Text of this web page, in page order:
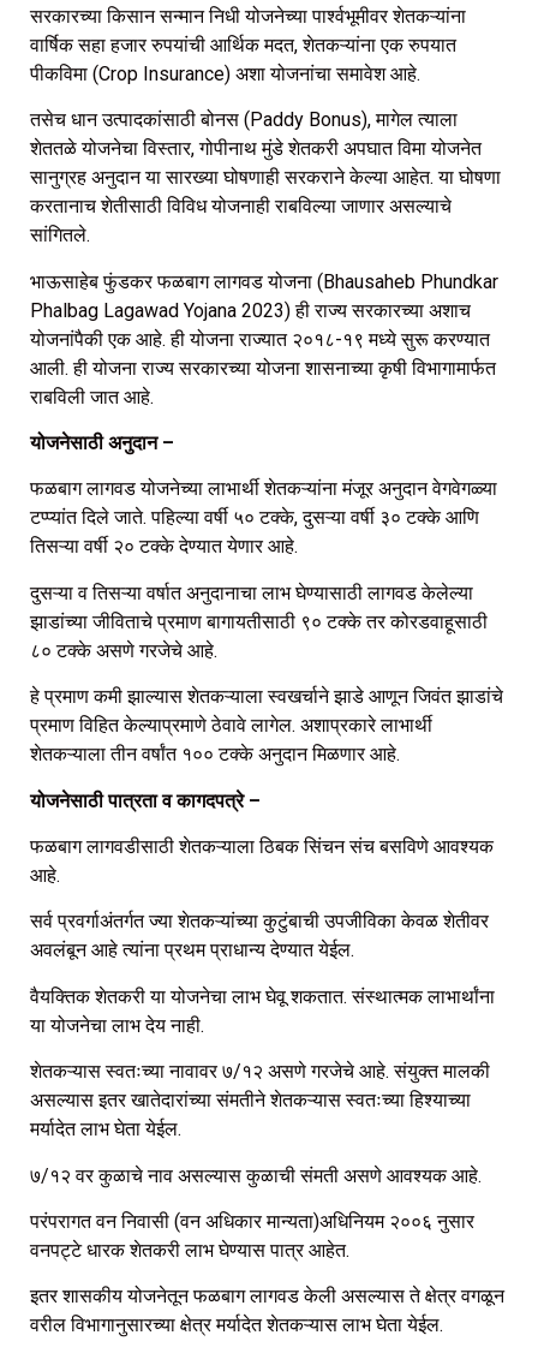
सरकारच्या किसान सन्मान निधी योजनेच्या पार्श्वभूमीवर शेतकऱ्यांना
वार्षिक सहा हजार रुपयांची आर्थिक मदत, शेतकऱ्यांना एक रुपयात
पीकविमा (Crop Insurance) अशा योजनांचा समावेश आहे.
तसेच धान उत्पादकांसाठी बोनस (Paddy Bonus), मागेल त्याला
शेततळे योजनेचा विस्तार, गोपीनाथ मुंडे शेतकरी अपघात विमा योजनेत
सानुग्रह अनुदान या सारख्या घोषणाही सरकराने केल्या आहेत. या घोषणा
करतानाच शेतीसाठी विविध योजनाही राबविल्या जाणार असल्याचे
सांगितले.
भाऊसाहेब फुंडकर फळबाग लागवड योजना (Bhausaheb Phundkar
Phalbag Lagawad Yojana 2023) ही राज्य सरकारच्या अशाच
योजनांपैकी एक आहे. ही योजना राज्यात २०१८-१९ मध्ये सुरू करण्यात
आली. ही योजना राज्य सरकारच्या योजना शासनाच्या कृषी विभागामार्फत
राबविली जात आहे.
योजनेसाठी अनुदान –
फळबाग लागवड योजनेच्या लाभार्थी शेतकऱ्यांना मंजूर अनुदान वेगवेगळ्या
टप्प्यांत दिले जाते. पहिल्या वर्षी ५० टक्के, दुसऱ्या वर्षी ३० टक्के आणि
तिसऱ्या वर्षी २० टक्के देण्यात येणार आहे.
दुसऱ्या व तिसऱ्या वर्षात अनुदानाचा लाभ घेण्यासाठी लागवड केलेल्या
झाडांच्या जीविताचे प्रमाण बागायतीसाठी ९० टक्के तर कोरडवाहूसाठी
८० टक्के असणे गरजेचे आहे.
हे प्रमाण कमी झाल्यास शेतकऱ्याला स्वखर्चाने झाडे आणून जिवंत झाडांचे
प्रमाण विहित केल्याप्रमाणे ठेवावे लागेल. अशाप्रकारे लाभार्थी
शेतकऱ्याला तीन वर्षांत १०० टक्के अनुदान मिळणार आहे.
योजनेसाठी पात्रता व कागदपत्रे –
फळबाग लागवडीसाठी शेतकऱ्याला ठिबक सिंचन संच बसविणे आवश्यक
आहे.
सर्व प्रवर्गाअंतर्गत ज्या शेतकऱ्यांच्या कुटुंबाची उपजीविका केवळ शेतीवर
अवलंबून आहे त्यांना प्रथम प्राधान्य देण्यात येईल.
वैयक्तिक शेतकरी या योजनेचा लाभ घेवू शकतात. संस्थात्मक लाभार्थांना
या योजनेचा लाभ देय नाही.
शेतकऱ्यास स्वतःच्या नावावर ७/१२ असणे गरजेचे आहे. संयुक्त मालकी
असल्यास इतर खातेदारांच्या संमतीने शेतकऱ्यास स्वतःच्या हिश्याच्या
मर्यादेत लाभ घेता येईल.
७/१२ वर कुळाचे नाव असल्यास कुळाची संमती असणे आवश्यक आहे.
परंपरागत वन निवासी (वन अधिकार मान्यता)अधिनियम २००६ नुसार
वनपट्टे धारक शेतकरी लाभ घेण्यास पात्र आहेत.
इतर शासकीय योजनेतून फळबाग लागवड केली असल्यास ते क्षेत्र वगळून
वरील विभागानुसारच्या क्षेत्र मर्यादेत शेतकऱ्यास लाभ घेता येईल.